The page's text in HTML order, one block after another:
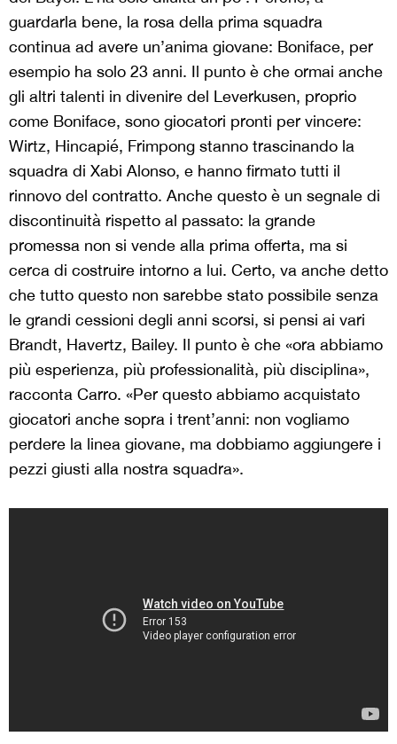
guardarla bene, la rosa della prima squadra
continua ad avere un’anima giovane: Boniface, per
esempio ha solo 23 anni. Il punto è che ormai anche
gli altri talenti in divenire del Leverkusen, proprio
come Boniface, sono giocatori pronti per vincere:
Wirtz, Hincapié, Frimpong stanno trascinando la
squadra di Xabi Alonso, e hanno firmato tutti il
rinnovo del contratto. Anche questo è un segnale di
discontinuità rispetto al passato: la grande
promessa non si vende alla prima offerta, ma si
cerca di costruire intorno a lui. Certo, va anche detto
che tutto questo non sarebbe stato possibile senza
le grandi cessioni degli anni scorsi, si pensi ai vari
Brandt, Havertz, Bailey. Il punto è che «ora abbiamo
più esperienza, più professionalità, più disciplina»,
racconta Carro. «Per questo abbiamo acquistato
giocatori anche sopra i trent’anni: non vogliamo
perdere la linea giovane, ma dobbiamo aggiungere i
pezzi giusti alla nostra squadra».